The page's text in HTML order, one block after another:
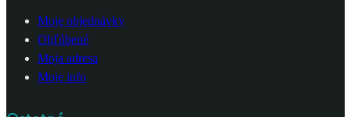
Moje objednávky
Obľúbené
Moja adresa
Moje info